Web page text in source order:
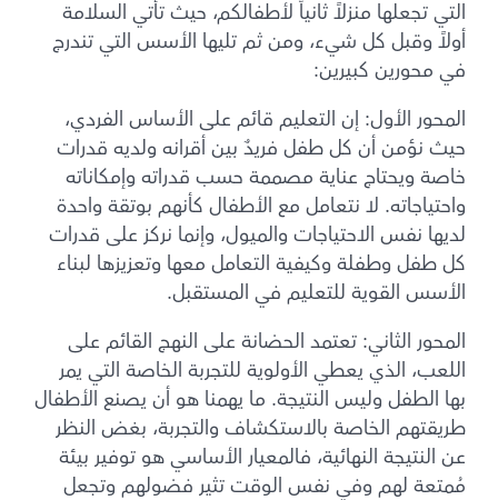
التي تجعلها منزلاً ثانياً لأطفالكم، حيث تأتي السلامة
أولاً وقبل كل شيء، ومن ثم تليها الأسس التي تندرج
في محورين كبيرين:
المحور الأول: إن التعليم قائم على الأساس الفردي،
حيث نؤمن أن كل طفل فريدٌ بين أقرانه ولديه قدرات
خاصة ويحتاج عناية مصممة حسب قدراته وإمكاناته
واحتياجاته. لا نتعامل مع الأطفال كأنهم بوتقة واحدة
لديها نفس الاحتياجات والميول، وإنما نركز على قدرات
كل طفل وطفلة وكيفية التعامل معها وتعزيزها لبناء
الأسس القوية للتعليم في المستقبل.
المحور الثاني: تعتمد الحضانة على النهج القائم على
اللعب، الذي يعطي الأولوية للتجربة الخاصة التي يمر
بها الطفل وليس النتيجة. ما يهمنا هو أن يصنع الأطفال
طريقتهم الخاصة بالاستكشاف والتجربة، بغض النظر
عن النتيجة النهائية، فالمعيار الأساسي هو توفير بيئة
مُمتعة لهم وفي نفس الوقت تثير فضولهم وتجعل